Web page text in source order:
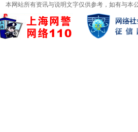
本网站所有资讯与说明文字仅供参考，如有与本